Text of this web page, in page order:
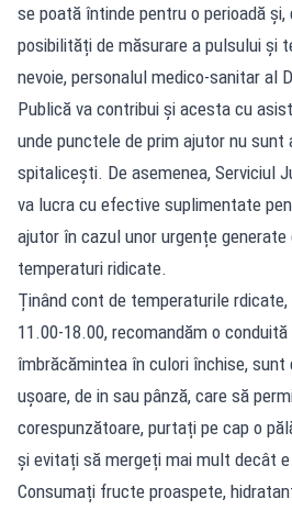
se poată întinde pentru o perioadă și,
posibilități de măsurare a pulsului și
nevoie, personalul medico-sanitar al
Publică va contribui și acesta cu
unde punctele de prim ajutor nu
spitalicești. De asemenea, Serviciul
va lucra cu efective suplimentate
ajutor în cazul unor urgențe generate
temperaturi ridicate.
Ținând cont de temperaturile
11.00-18.00, recomandăm o
îmbrăcămintea în culori închise, sunt
ușoare, de in sau pânză, care să
corespunzătoare, purtați pe cap o
și evitați să mergeți mai mult decât e
Consumați fructe proaspete,